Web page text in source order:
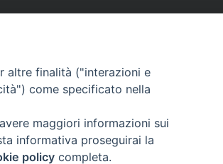
altre finalità ("interazioni e
come specificato nella
maggiori informazioni sui
informativa proseguirai la
policy completa.